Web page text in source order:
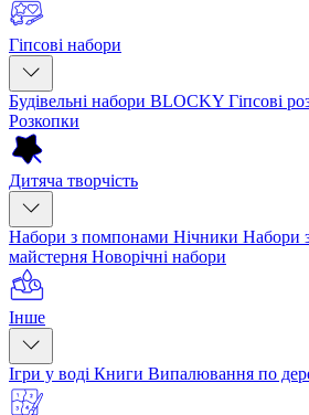
Гіпсові набори
Будівельні набори BLOCKY Гіпсові
Розкопки
Дитяча творчість
Набори з помпонами Нічники Набори
майстерня Новорічні набори
Інше
Ігри у воді Книги Випалювання по